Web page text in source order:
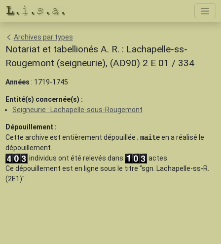
Archives par types
Notariat et tabellionés A. R. : Lachapelle-ss-
Rougemont (seigneurie), (AD90) 2 E 01 / 334
Années : 1719-1745
Entité(s) concernée(s) :
Seigneurie : Lachapelle-sous-Rougemont
Dépouillement :
Cette archive est entièrement dépouillée ; maiteen a réalisé le
dépouillement.
individus ont été relevés dans
actes.
Ce dépouillement est en ligne sous le titre "sgn. Lachapelle-ss-R.
(2E1)".